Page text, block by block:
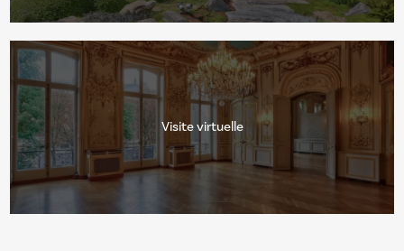
Visite virtuelle